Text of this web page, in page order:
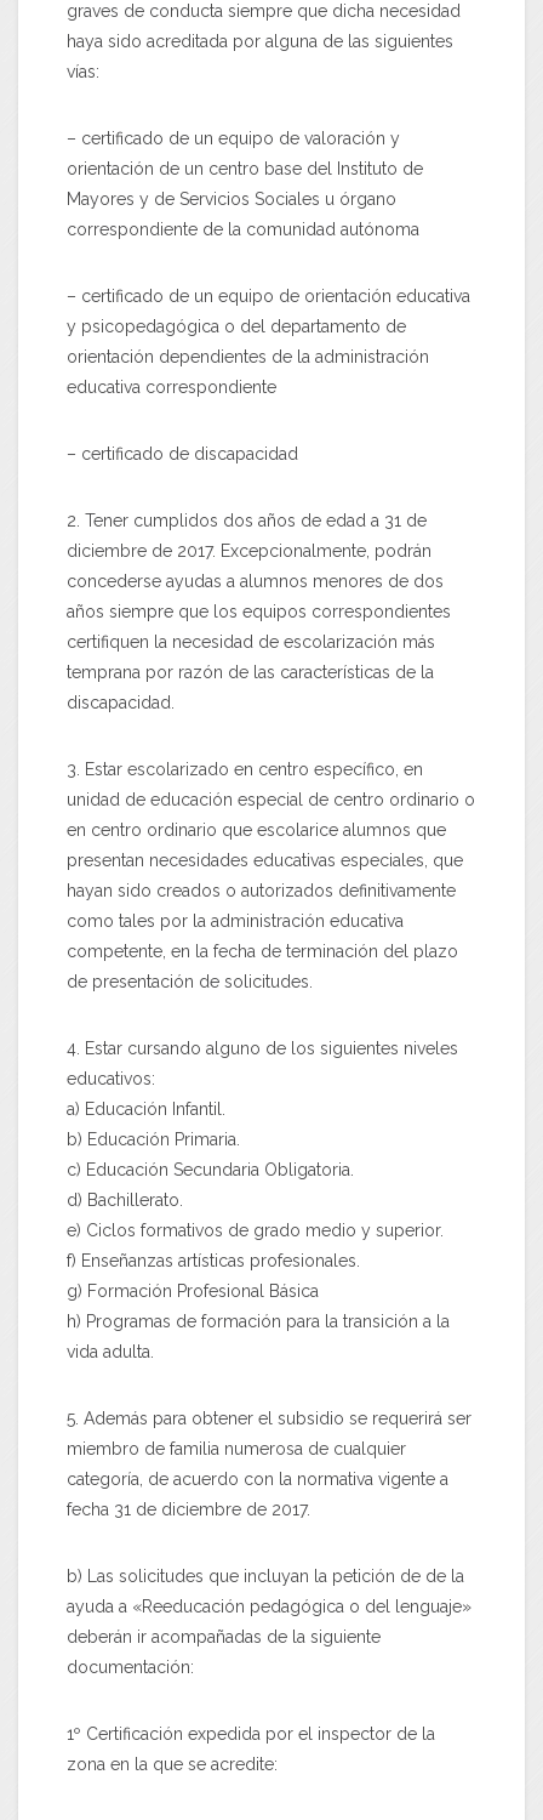
graves de conducta siempre que dicha necesidad
haya sido acreditada por alguna de las siguientes
vías:
– certificado de un equipo de valoración y
orientación de un centro base del Instituto de
Mayores y de Servicios Sociales u órgano
correspondiente de la comunidad autónoma
– certificado de un equipo de orientación educativa
y psicopedagógica o del departamento de
orientación dependientes de la administración
educativa correspondiente
– certificado de discapacidad
2. Tener cumplidos dos años de edad a 31 de
diciembre de 2017. Excepcionalmente, podrán
concederse ayudas a alumnos menores de dos
años siempre que los equipos correspondientes
certifiquen la necesidad de escolarización más
temprana por razón de las características de la
discapacidad.
3. Estar escolarizado en centro específico, en
unidad de educación especial de centro ordinario o
en centro ordinario que escolarice alumnos que
presentan necesidades educativas especiales, que
hayan sido creados o autorizados definitivamente
como tales por la administración educativa
competente, en la fecha de terminación del plazo
de presentación de solicitudes.
4. Estar cursando alguno de los siguientes niveles
educativos:
a) Educación Infantil.
b) Educación Primaria.
c) Educación Secundaria Obligatoria.
d) Bachillerato.
e) Ciclos formativos de grado medio y superior.
f) Enseñanzas artísticas profesionales.
g) Formación Profesional Básica
h) Programas de formación para la transición a la
vida adulta.
5. Además para obtener el subsidio se requerirá ser
miembro de familia numerosa de cualquier
categoría, de acuerdo con la normativa vigente a
fecha 31 de diciembre de 2017.
b) Las solicitudes que incluyan la petición de de la
ayuda a «Reeducación pedagógica o del lenguaje»
deberán ir acompañadas de la siguiente
documentación:
1º Certificación expedida por el inspector de la
zona en la que se acredite: